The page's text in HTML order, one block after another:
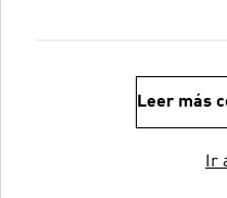
Leer más
Ir